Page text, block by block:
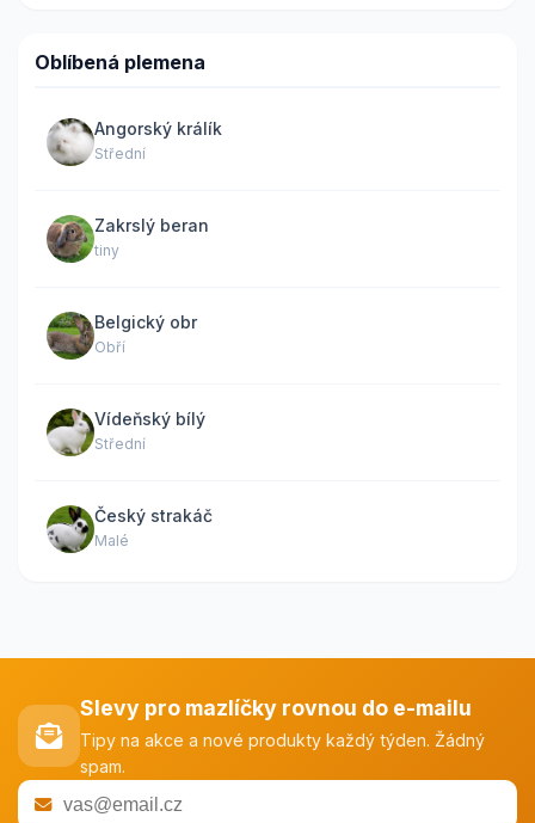
Oblíbená plemena
Angorský králík
Střední
Zakrslý beran
tiny
Belgický obr
Obří
Vídeňský bílý
Střední
Český strakáč
Malé
Slevy pro mazlíčky rovnou do e-mailu
Tipy na akce a nové produkty každý týden. Žádný
spam.